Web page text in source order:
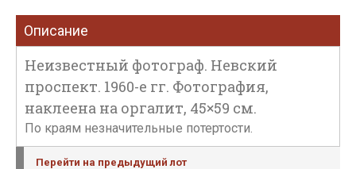
Описание
Неизвестный фотограф. Невский
проспект. 1960-е гг. Фотография,
наклеена на оргалит, 45×59 см.
По краям незначительные потертости.
Перейти на предыдущий лот